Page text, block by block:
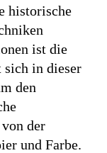
historische
ist die
sich in dieser
den
der
und Farbe.